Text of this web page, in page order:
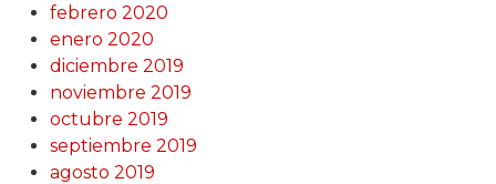
febrero 2020
enero 2020
diciembre 2019
noviembre 2019
octubre 2019
septiembre 2019
agosto 2019